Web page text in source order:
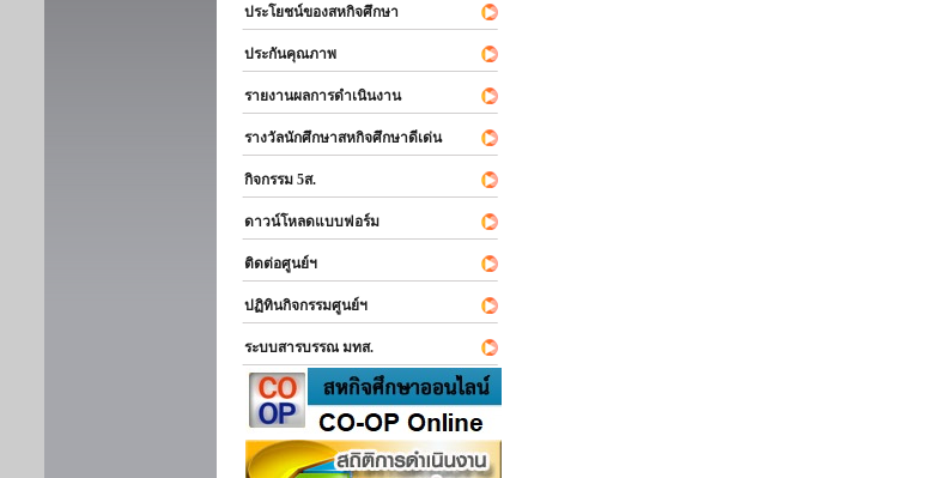
ประโยชน์ของสหกิจศึกษา
ประกันคุณภาพ
รายงานผลการดำเนินงาน
รางวัลนักศึกษาสหกิจศึกษาดีเด่น
กิจกรรม 5ส.
ดาวน์โหลดแบบฟอร์ม
ติดต่อศูนย์ฯ
ปฏิทินกิจกรรมศูนย์ฯ
ระบบสารบรรณ มทส.